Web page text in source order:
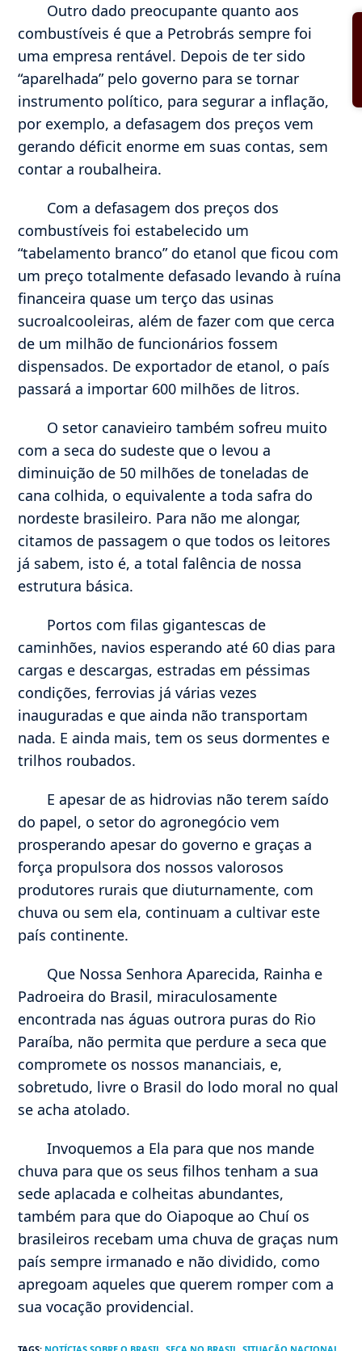
Outro dado preocupante quanto aos
combustíveis é que a Petrobrás sempre foi
uma empresa rentável. Depois de ter sido
“aparelhada” pelo governo para se tornar
instrumento político, para segurar a inflação,
por exemplo, a defasagem dos preços vem
gerando déficit enorme em suas contas, sem
contar a roubalheira.
Com a defasagem dos preços dos
combustíveis foi estabelecido um
“tabelamento branco” do etanol que ficou com
um preço totalmente defasado levando à ruína
financeira quase um terço das usinas
sucroalcooleiras, além de fazer com que cerca
de um milhão de funcionários fossem
dispensados. De exportador de etanol, o país
passará a importar 600 milhões de litros.
O setor canavieiro também sofreu muito
com a seca do sudeste que o levou a
diminuição de 50 milhões de toneladas de
cana colhida, o equivalente a toda safra do
nordeste brasileiro. Para não me alongar,
citamos de passagem o que todos os leitores
já sabem, isto é, a total falência de nossa
estrutura básica.
Portos com filas gigantescas de
caminhões, navios esperando até 60 dias para
cargas e descargas, estradas em péssimas
condições, ferrovias já várias vezes
inauguradas e que ainda não transportam
nada. E ainda mais, tem os seus dormentes e
trilhos roubados.
E apesar de as hidrovias não terem saído
do papel, o setor do agronegócio vem
prosperando apesar do governo e graças a
força propulsora dos nossos valorosos
produtores rurais que diuturnamente, com
chuva ou sem ela, continuam a cultivar este
país continente.
Que Nossa Senhora Aparecida, Rainha e
Padroeira do Brasil, miraculosamente
encontrada nas águas outrora puras do Rio
Paraíba, não permita que perdure a seca que
compromete os nossos mananciais, e,
sobretudo, livre o Brasil do lodo moral no qual
se acha atolado.
Invoquemos a Ela para que nos mande
chuva para que os seus filhos tenham a sua
sede aplacada e colheitas abundantes,
também para que do Oiapoque ao Chuí os
brasileiros recebam uma chuva de graças num
país sempre irmanado e não dividido, como
apregoam aqueles que querem romper com a
sua vocação providencial.